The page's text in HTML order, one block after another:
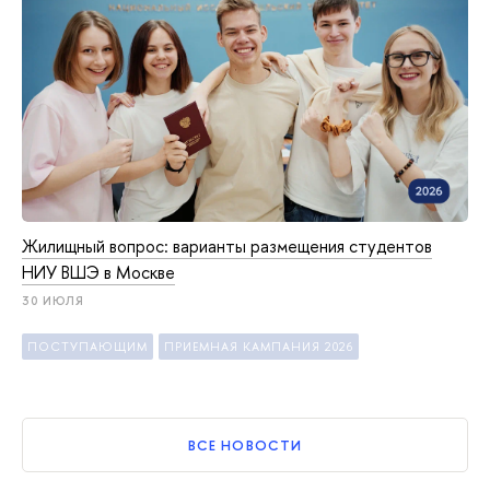
Жилищный вопрос: варианты размещения студентов
НИУ ВШЭ в Москве
30 ИЮЛЯ
ПОСТУПАЮЩИМ ПРИЕМНАЯ КАМПАНИЯ 2026
ВСЕ НОВОСТИ